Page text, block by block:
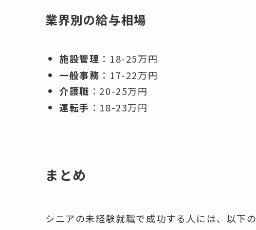
業界別の給与相場
施設管理 ：18-25万円
一般事務 ：17-22万円
介護職 ：20-25万円
運転手 ：18-23万円
まとめ
シニアの未経験就職で成功する人には、以下の